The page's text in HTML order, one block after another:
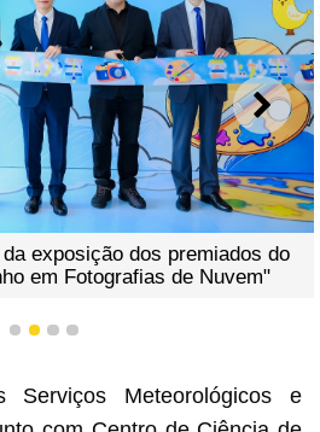
exposição dos premiados do
em Fotografias de Nuvem"
1 2 3 4
Serviços Meteorológicos e